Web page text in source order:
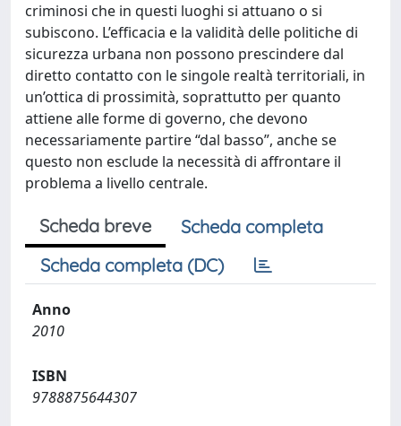
criminosi che in questi luoghi si attuano o si
subiscono. L’efficacia e la validità delle politiche di
sicurezza urbana non possono prescindere dal
diretto contatto con le singole realtà territoriali, in
un’ottica di prossimità, soprattutto per quanto
attiene alle forme di governo, che devono
necessariamente partire “dal basso”, anche se
questo non esclude la necessità di affrontare il
problema a livello centrale.
Scheda breve
Scheda completa
Scheda completa (DC)
Anno
2010
ISBN
9788875644307